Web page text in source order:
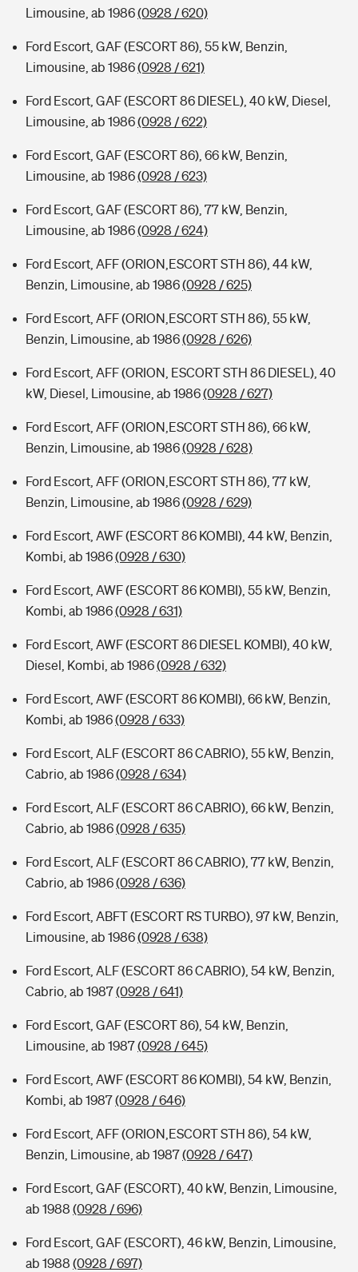
Limousine, ab 1986(0928 / 620)
Ford Escort, GAF (ESCORT 86), 55 kW, Benzin,
Limousine, ab 1986(0928 / 621)
Ford Escort, GAF (ESCORT 86 DIESEL), 40 kW, Diesel,
Limousine, ab 1986(0928 / 622)
Ford Escort, GAF (ESCORT 86), 66 kW, Benzin,
Limousine, ab 1986(0928 / 623)
Ford Escort, GAF (ESCORT 86), 77 kW, Benzin,
Limousine, ab 1986(0928 / 624)
Ford Escort, AFF (ORION,ESCORT STH 86), 44 kW,
Benzin, Limousine, ab 1986(0928 / 625)
Ford Escort, AFF (ORION,ESCORT STH 86), 55 kW,
Benzin, Limousine, ab 1986(0928 / 626)
Ford Escort, AFF (ORION, ESCORT STH 86 DIESEL), 40
kW, Diesel, Limousine, ab 1986(0928 / 627)
Ford Escort, AFF (ORION,ESCORT STH 86), 66 kW,
Benzin, Limousine, ab 1986(0928 / 628)
Ford Escort, AFF (ORION,ESCORT STH 86), 77 kW,
Benzin, Limousine, ab 1986(0928 / 629)
Ford Escort, AWF (ESCORT 86 KOMBI), 44 kW, Benzin,
Kombi, ab 1986(0928 / 630)
Ford Escort, AWF (ESCORT 86 KOMBI), 55 kW, Benzin,
Kombi, ab 1986(0928 / 631)
Ford Escort, AWF (ESCORT 86 DIESEL KOMBI), 40 kW,
Diesel, Kombi, ab 1986(0928 / 632)
Ford Escort, AWF (ESCORT 86 KOMBI), 66 kW, Benzin,
Kombi, ab 1986(0928 / 633)
Ford Escort, ALF (ESCORT 86 CABRIO), 55 kW, Benzin,
Cabrio, ab 1986(0928 / 634)
Ford Escort, ALF (ESCORT 86 CABRIO), 66 kW, Benzin,
Cabrio, ab 1986(0928 / 635)
Ford Escort, ALF (ESCORT 86 CABRIO), 77 kW, Benzin,
Cabrio, ab 1986(0928 / 636)
Ford Escort, ABFT (ESCORT RS TURBO), 97 kW, Benzin,
Limousine, ab 1986(0928 / 638)
Ford Escort, ALF (ESCORT 86 CABRIO), 54 kW, Benzin,
Cabrio, ab 1987(0928 / 641)
Ford Escort, GAF (ESCORT 86), 54 kW, Benzin,
Limousine, ab 1987(0928 / 645)
Ford Escort, AWF (ESCORT 86 KOMBI), 54 kW, Benzin,
Kombi, ab 1987(0928 / 646)
Ford Escort, AFF (ORION,ESCORT STH 86), 54 kW,
Benzin, Limousine, ab 1987(0928 / 647)
Ford Escort, GAF (ESCORT), 40 kW, Benzin, Limousine,
ab 1988 (0928 / 696)
Ford Escort, GAF (ESCORT), 46 kW, Benzin, Limousine,
ab 1988 (0928 / 697)